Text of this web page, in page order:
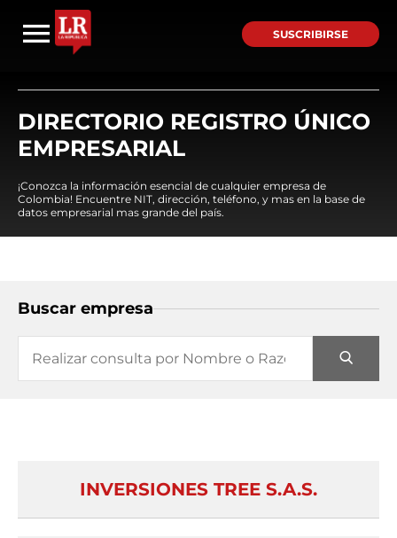
SUSCRIBIRSE
DIRECTORIO REGISTRO ÚNICO
EMPRESARIAL
¡Conozca la información esencial de cualquier empresa de
Colombia! Encuentre NIT, dirección, teléfono, y mas en la base de
datos empresarial mas grande del país.
Buscar empresa
INVERSIONES TREE S.A.S.